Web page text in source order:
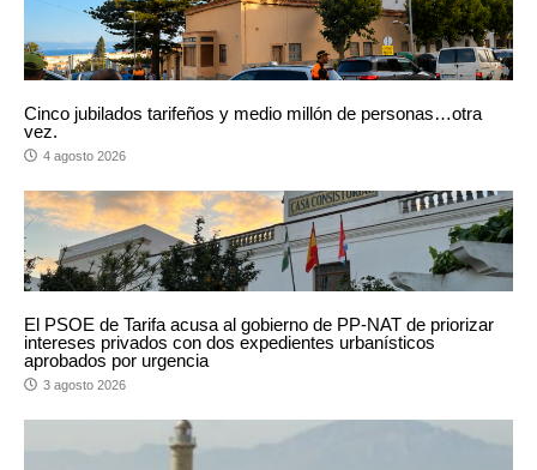
Cinco jubilados tarifeños y medio millón de personas…otra
vez.
4 agosto 2026
El PSOE de Tarifa acusa al gobierno de PP-NAT de priorizar
intereses privados con dos expedientes urbanísticos
aprobados por urgencia
3 agosto 2026